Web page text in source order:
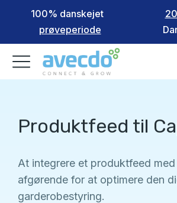
100% danskejet
prøveperiode
Produktfeed til
At integrere et produktfeed
afgørende for at optimere den
garderobestyring.